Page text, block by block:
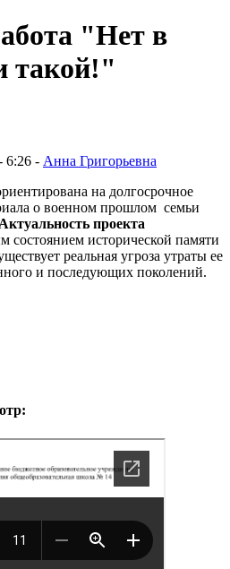
"Нет в
такой!"
6:26 - Анна Григорьевна
на долгосрочное
о военном прошлом семьи
Актуальность проекта
состоянием исторической памяти
реальная угроза утраты ее
и последующих поколений.